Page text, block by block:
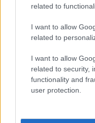
related to
I want to allow
related to
I want to allow
related to security,
functionality and
user protection.
EUR/JPY daalt 1,58%: